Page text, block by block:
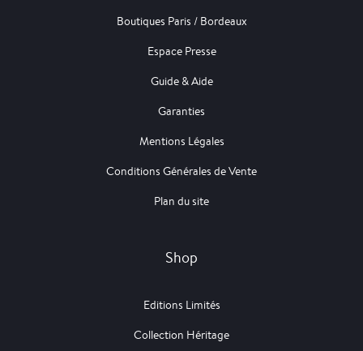
Boutiques Paris / Bordeaux
Espace Presse
Guide & Aide
Garanties
Mentions Légales
Conditions Générales de Vente
Plan du site
Shop
Editions Limités
Collection Héritage